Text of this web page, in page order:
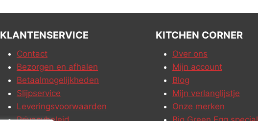
KLANTENSERVICE
Contact
Bezorgen en afhalen
Betaalmogelijkheden
Slijpservice
Leveringsvoorwaarden
KITCHEN CORNER
Over ons
Mijn account
Blog
Mijn verlanglijstje
Onze merken